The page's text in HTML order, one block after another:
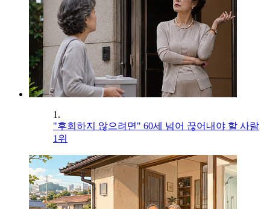
1.
"후회하지 않으려면" 60세 넘어 끊어내야 할 사람
1위